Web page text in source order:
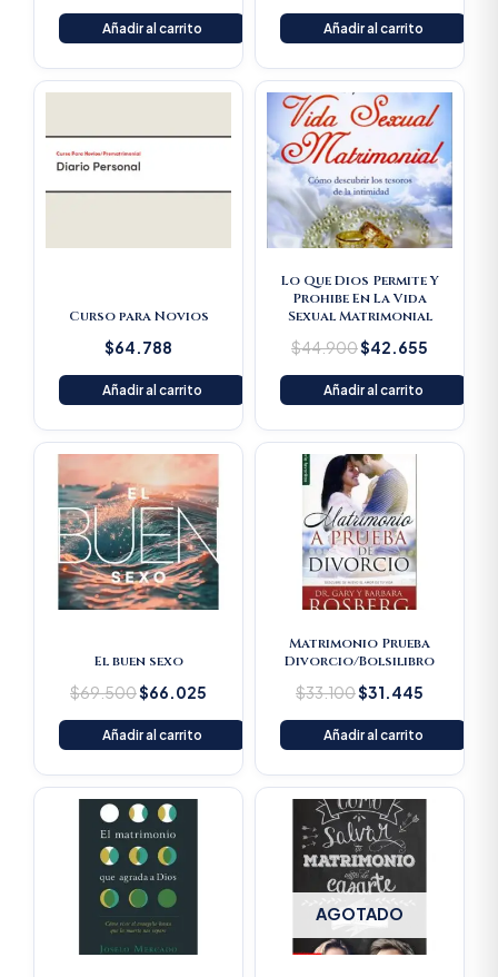
Añadir al carrito Añadir al carrito
Curso para Novios
$64.788
Añadir al carrito
Lo Que Dios Permite Y
Prohibe En La Vida
Sexual Matrimonial
$44.900
Original
price
was:
$44.900.
$42.655
Current
price
is:
Añadir al carrito
El buen sexo
$69.500
Original
was:
$69.500.
$66.025
Current
price
is:
$66.025.
Añadir al carrito
Matrimonio Prueba
Divorcio/Bolsilibro
$33.100
Original
price
was:
$33.100.
$31.445
Current
Añadir al carrito
AGOTADO